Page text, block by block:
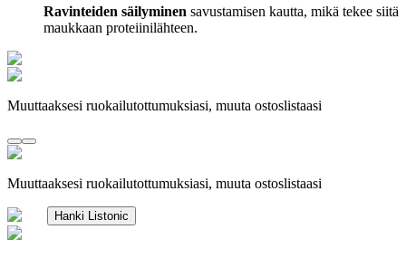
Ravinteiden säilyminen savustamisen kautta, mikä tekee siitä
maukkaan proteiinilähteen.
Muuttaaksesi ruokailutottumuksiasi, muuta ostoslistaasi
Muuttaaksesi ruokailutottumuksiasi, muuta ostoslistaasi
Hanki Listonic